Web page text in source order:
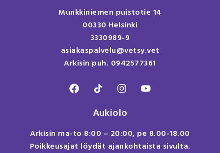
Munkkiniemen puistotie 14
00330 Helsinki
3330989-9
asiakaspalvelu@vetsy.vet
Arkisin puh. 0942577361
Aukiolo
Arkisin ma-to 8:00 – 20:00, pe 8.00-18.00
Poikkeusajat löydät ajankohtaista sivulta.